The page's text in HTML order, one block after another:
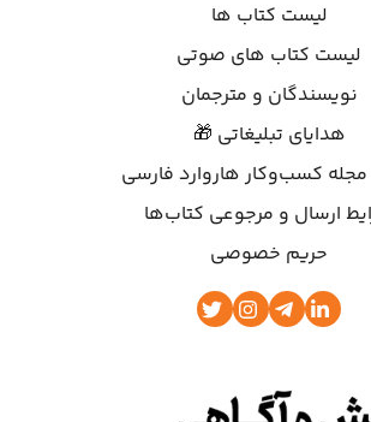
لیست کتاب ها
لیست کتاب های صوتی
نویسندگان و مترجمان
هدایای تبلیغاتی 🎁
کسب‌وکار هاروارد فارسی
ارسال و مرجوعی کتاب‌ها
حریم خصوصی